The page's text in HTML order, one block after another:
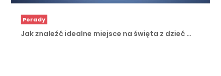
Porady
Jak znaleźć idealne miejsce na święta z dzieć …